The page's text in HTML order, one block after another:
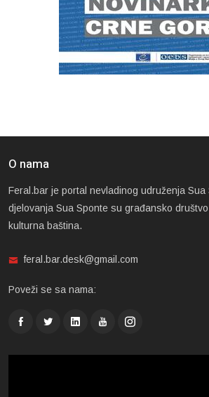
O nama
Feral.bar je portal nevladinog udruženja
djelovanja Sua Sponte su građansko
kulturna baština.
feral.bar.desk@gmail.com
Poveži se sa nama: